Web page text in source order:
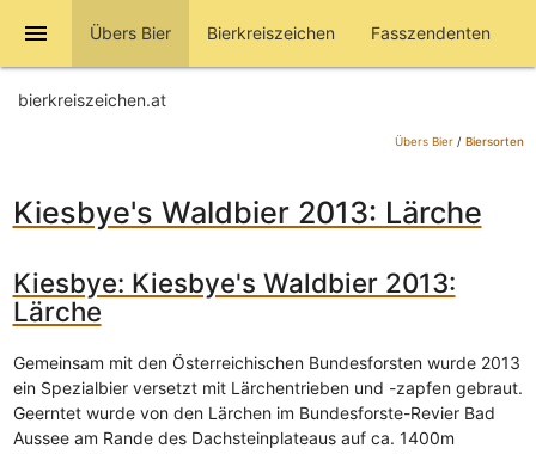
menu Übers Bier Bierkreiszeichen Fasszendenten
bierkreiszeichen.at
Übers Bier/ Biersorten
Kiesbye's Waldbier 2013: Lärche
Kiesbye: Kiesbye's Waldbier 2013:
Lärche
Gemeinsam mit den Österreichischen Bundesforsten wurde 2013
ein Spezialbier versetzt mit Lärchentrieben und -zapfen gebraut.
Geerntet wurde von den Lärchen im Bundesforste-Revier Bad
Aussee am Rande des Dachsteinplateaus auf ca. 1400m